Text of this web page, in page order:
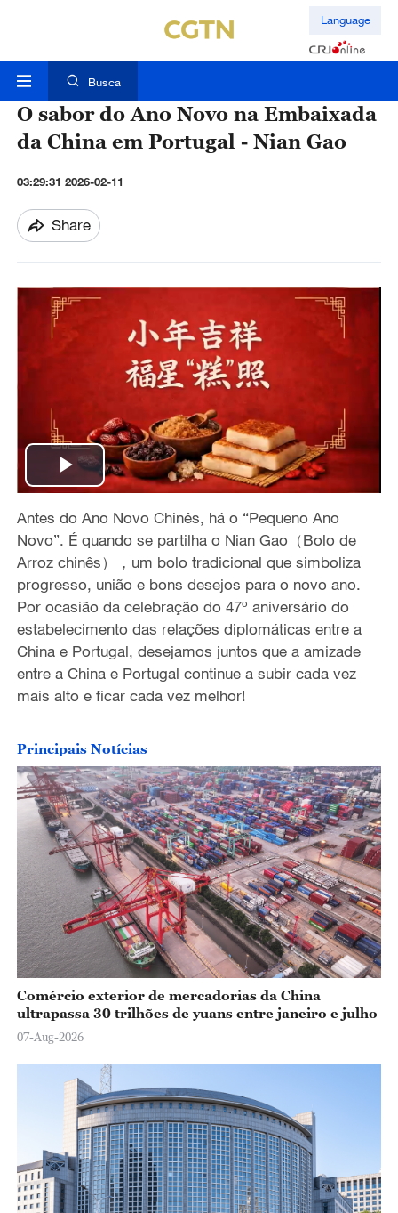
Language
Busca
O sabor do Ano Novo na Embaixada
da China em Portugal - Nian Gao
03:29:31 2026-02-11
Share
P
l
a
y
V
i
e
o
Antes do Ano Novo Chinês, há o “Pequeno Ano
Novo”. É quando se partilha o Nian Gao （Bolo de
Arroz chinês）， um bolo tradicional que simboliza
progresso, união e bons desejos para o novo ano.
Por ocasião da celebração do 47º aniversário do
estabelecimento das relações diplomáticas entre a
China e Portugal, desejamos juntos que a amizade
entre a China e Portugal continue a subir cada vez
mais alto e ficar cada vez melhor!
Principais Notícias
Comércio exterior de mercadorias da China
ultrapassa 30 trilhões de yuans entre janeiro e julho
07-Aug-2026